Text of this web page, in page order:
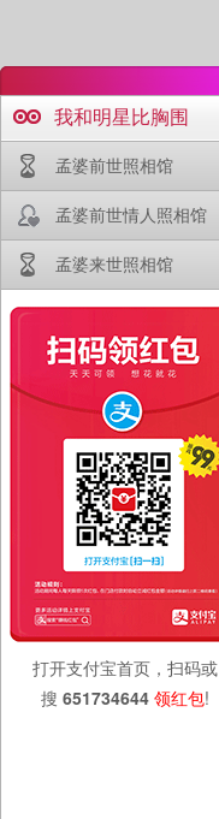
我和明星比胸围
孟婆前世照相馆
孟婆前世情人照相馆
孟婆来世照相馆
打开支付宝首页，扫码或
搜 651734644 领红包!